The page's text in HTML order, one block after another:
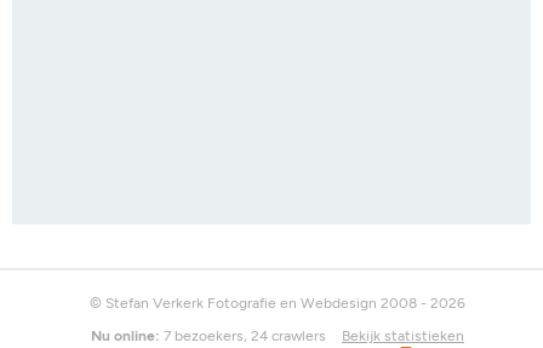
© Stefan Verkerk Fotografie en Webdesign 2008 - 2026
Nu online: 7 bezoekers, 24 crawlers
Bekijk statistieken